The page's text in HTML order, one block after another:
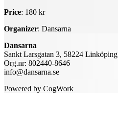
Price: 180 kr
Organizer: Dansarna
Dansarna
Sankt Larsgatan 3, 58224 Linköping
Org.nr: 802440-8646
info@dansarna.se
Powered by CogWork